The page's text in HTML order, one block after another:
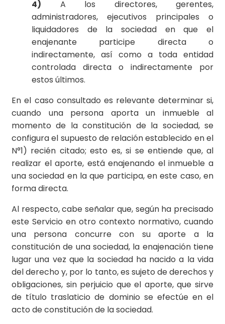
4) A los directores, gerentes,
administradores, ejecutivos principales o
liquidadores de la sociedad en que el
enajenante participe directa o
indirectamente, así como a toda entidad
controlada directa o indirectamente por
estos últimos.
En el caso consultado es relevante determinar si,
cuando una persona aporta un inmueble al
momento de la constitución de la sociedad, se
configura el supuesto de relación establecido en el
N°1) recién citado; esto es, si se entiende que, al
realizar el aporte, está enajenando el inmueble a
una sociedad en la que participa, en este caso, en
forma directa.
Al respecto, cabe señalar que, según ha precisado
este Servicio en otro contexto normativo, cuando
una persona concurre con su aporte a la
constitución de una sociedad, la enajenación tiene
lugar una vez que la sociedad ha nacido a la vida
del derecho y, por lo tanto, es sujeto de derechos y
obligaciones, sin perjuicio que el aporte, que sirve
de título traslaticio de dominio se efectúe en el
acto de constitución de la sociedad.